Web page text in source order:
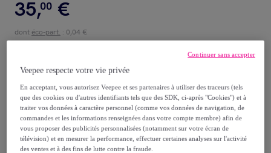
35,00 €
dont éco-part. : 0,04 €
voir les conditions.
Vendu parBOULANGER
Veepee respecte votre vie privée
En acceptant, vous autorisez Veepee et ses partenaires à utiliser des traceurs (tels
que des cookies ou d'autres identifiants tels que des SDK, ci-après "Cookies") et à
traiter vos données à caractère personnel (comme vos données de navigation, de
commandes et les informations renseignées dans votre compte membre) afin de
vous proposer des publicités personnalisées (notamment sur votre écran de
télévision) et en mesurer la performance, effectuer certaines analyses sur l'activité
des ventes et à des fins de lutte contre la fraude.
Continuer sans accepter